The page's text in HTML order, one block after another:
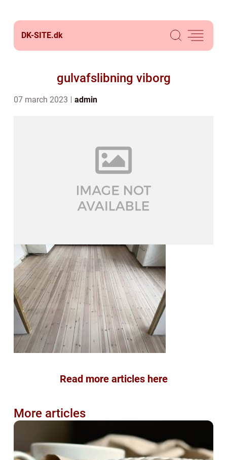
DK-SITE.dk
gulvafslibning viborg
07 march 2023 admin
Read more articles here
More articles